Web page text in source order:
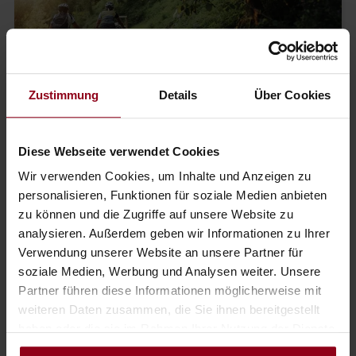
Zustimmung Details Über Cookies
Diese Webseite verwendet Cookies
Wir verwenden Cookies, um Inhalte und Anzeigen zu
personalisieren, Funktionen für soziale Medien anbieten
zu können und die Zugriffe auf unsere Website zu
analysieren. Außerdem geben wir Informationen zu Ihrer
Verwendung unserer Website an unsere Partner für
soziale Medien, Werbung und Analysen weiter. Unsere
Partner führen diese Informationen möglicherweise mit
weiteren Daten zusammen, die Sie ihnen bereitgestellt
gesammelt haben.
Genussradeln am Ybbstalradweg
Erleben Sie die Natur im Mostviertel und erkunden Sie
2-3Übernachtungen
ab€ 304,-- Preis pro Person